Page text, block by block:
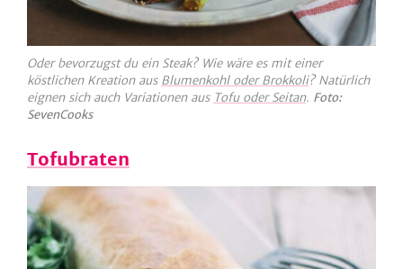
Oder bevorzugst du ein Steak? Wie wäre es mit einer
köstlichen Kreation aus Blumenkohl oder Brokkoli? Natürlich
eignen sich auch Variationen aus Tofu oder Seitan. Foto:
SevenCooks
Tofubraten